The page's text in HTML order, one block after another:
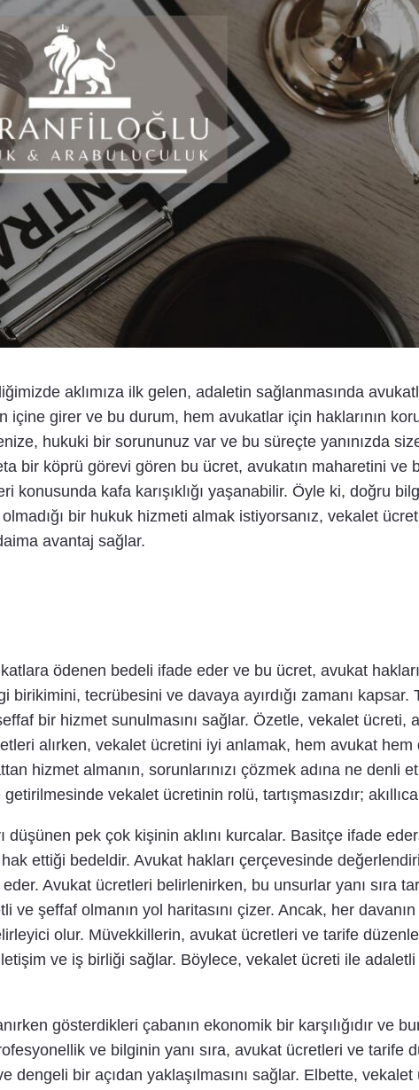
aklımıza ilk gelen, adaletin sağlanmasında
girer ve bu durum, hem avukatlar için haklarının
hukuki bir sorununuz var ve bu süreçte yanınızda
bir köprü görevi gören bu ücret, avukatın maharetini ve
konusunda kafa karışıklığı yaşanabilir. Öyle ki, doğru
bir hukuk hizmeti almak istiyorsanız, vekalet
avantaj sağlar.
ödenen bedeli ifade eder ve bu ücret, avukat
birikimini, tecrübesini ve davaya ayırdığı zamanı
bir hizmet sunulmasını sağlar. Özetle, vekalet ücreti,
alırken, vekalet ücretini iyi anlamak, hem avukat hem
hizmet almanın, sorunlarınızı çözmek adına ne denli
vekalet ücretinin rolü, tartışmasızdır;
pek çok kişinin aklını kurcalar. Basitçe ifade
ettiği bedeldir. Avukat hakları çerçevesinde
Avukat ücretleri belirlenirken, bu unsurlar yanı sıra
şeffaf olmanın yol haritasını çizer. Ancak, her davanın
olur. Müvekkillerin, avukat ücretleri ve tarife
ve iş birliği sağlar. Böylece, vekalet ücreti ile adaletli
gösterdikleri çabanın ekonomik bir karşılığıdır ve
ve bilginin yanı sıra, avukat ücretleri ve tarife
bir açıdan yaklaşılmasını sağlar. Elbette,